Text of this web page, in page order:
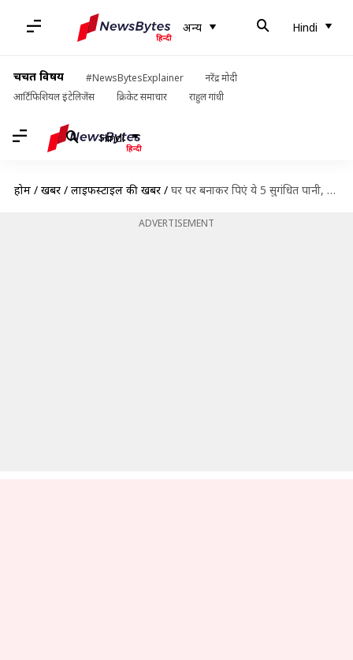
अन्य Hindi
चर्चित विषय #NewsBytesExplainer
नरेंद्र मोदी
आर्टिफिशियल इंटेलिजेंस
क्रिकेट समाचार राहुल गांधी
Hindi
होम / खबरें / लाइफस्टाइल की खबरें / घर पर बनाकर पिएं ये 5 सुगंधित पानी, प्राकृतिक रूप से मिल सकती है ऊर्जा
ADVERTISEMENT